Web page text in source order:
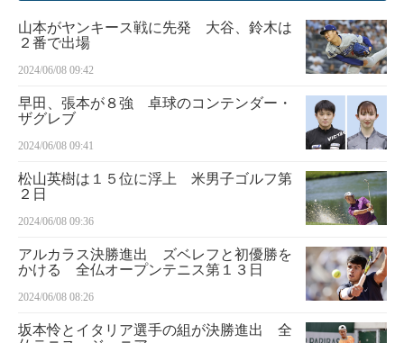
山本がヤンキース戦に先発 大谷、鈴木は
２番で出場
2024/06/08 09:42
早田、張本が８強 卓球のコンテンダー・
ザグレブ
2024/06/08 09:41
松山英樹は１５位に浮上 米男子ゴルフ第
２日
2024/06/08 09:36
アルカラス決勝進出 ズベレフと初優勝を
かける 全仏オープンテニス第１３日
2024/06/08 08:26
坂本怜とイタリア選手の組が決勝進出 全